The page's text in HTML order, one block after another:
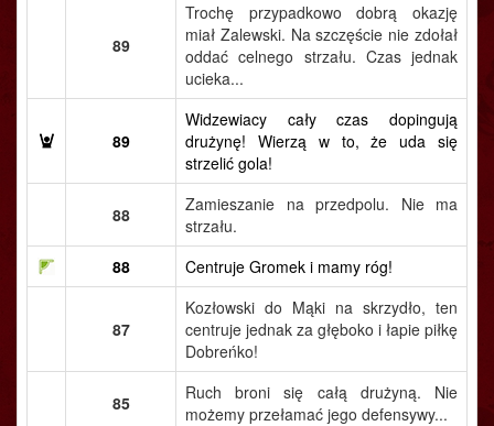
89
Trochę przypadkowo dobrą okazję
miał Zalewski. Na szczęście nie zdołał
oddać celnego strzału. Czas jednak
ucieka...
89
Widzewiacy cały czas dopingują
drużynę! Wierzą w to, że uda się
strzelić gola!
88
Zamieszanie na przedpolu. Nie ma
strzału.
88
Centruje Gromek i mamy róg!
87
Kozłowski do Mąki na skrzydło, ten
centruje jednak za głęboko i łapie piłkę
Dobreńko!
85
Ruch broni się całą drużyną. Nie
możemy przełamać jego defensywy...